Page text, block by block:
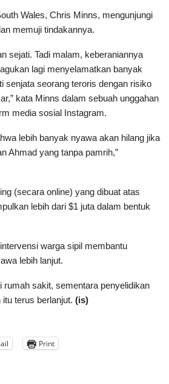
Wales, Chris Minns, mengunjungi
memuji tindakannya.
sejati. Tadi malam, keberaniannya
lagi menyelamatkan banyak
senjata seorang teroris dengan risiko
kata Minns dalam sebuah unggahan
media sosial Instagram.
lebih banyak nyawa akan hilang jika
Ahmad yang tanpa pamrih,”
(secara online) yang dibuat atas
lebih dari $1 juta dalam bentuk
warga sipil membantu
lebih lanjut.
rumah sakit, sementara penyelidikan
terus berlanjut. (is)
Print